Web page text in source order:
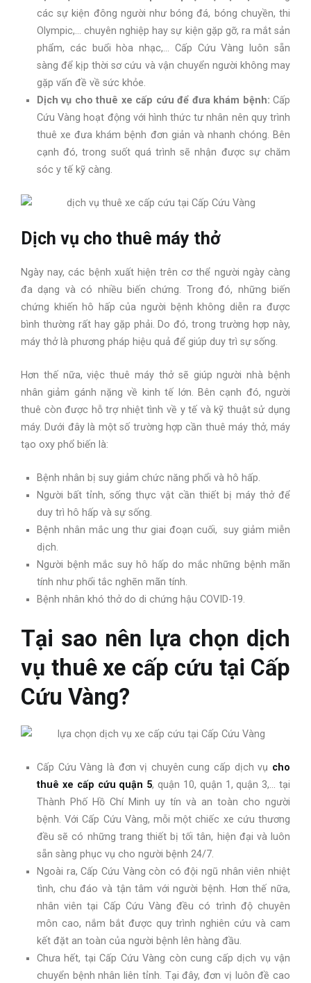
các sự kiện đông người như bóng đá, bóng chuyền, thi
Olympic,… chuyên nghiệp hay sự kiện gặp gỡ, ra mắt sản
phẩm, các buổi hòa nhạc,… Cấp Cứu Vàng luôn sẵn
sàng để kịp thời sơ cứu và vận chuyển người không may
gặp vấn đề về sức khỏe.
Dịch vụ cho thuê xe cấp cứu để đưa khám bệnh: Cấp
Cứu Vàng hoạt động với hình thức tư nhân nên quy trình
thuê xe đưa khám bệnh đơn giản và nhanh chóng. Bên
cạnh đó, trong suốt quá trình sẽ nhận được sự chăm
sóc y tế kỹ càng.
Dịch vụ cho thuê máy thở
Ngày nay, các bệnh xuất hiện trên cơ thể người ngày càng
đa dạng và có nhiều biến chứng. Trong đó, những biến
chứng khiến hô hấp của người bệnh không diễn ra được
bình thường rất hay gặp phải. Do đó, trong trường hợp này,
máy thở là phương pháp hiệu quả để giúp duy trì sự sống.
Hơn thế nữa, việc thuê máy thở sẽ giúp người nhà bệnh
nhân giảm gánh nặng về kinh tế lớn. Bên cạnh đó, người
thuê còn được hỗ trợ nhiệt tình về y tế và kỹ thuật sử dụng
máy. Dưới đây là một số trường hợp cần thuê máy thở, máy
tạo oxy phổ biến là:
Bệnh nhân bị suy giảm chức năng phổi và hô hấp.
Người bất tỉnh, sống thực vật cần thiết bị máy thở để
duy trì hô hấp và sự sống.
Bệnh nhân mắc ung thư giai đoạn cuối, suy giảm miễn
dịch.
Người bệnh mắc suy hô hấp do mắc những bệnh mãn
tính như phổi tắc nghẽn mãn tính.
Bệnh nhân khó thở do di chứng hậu COVID-19.
Tại sao nên lựa chọn dịch
vụ thuê xe cấp cứu tại Cấp
Cứu Vàng?
Cấp Cứu Vàng là đơn vị chuyên cung cấp dịch vụ cho
thuê xe cấp cứu quận 5, quận 10, quận 1, quận 3,… tại
Thành Phố Hồ Chí Minh uy tín và an toàn cho người
bệnh. Với Cấp Cứu Vàng, mỗi một chiếc xe cứu thương
đều sẽ có những trang thiết bị tối tân, hiện đại và luôn
sẵn sàng phục vụ cho người bệnh 24/7.
Ngoài ra, Cấp Cứu Vàng còn có đội ngũ nhân viên nhiệt
tình, chu đáo và tận tâm với người bệnh. Hơn thế nữa,
nhân viên tại Cấp Cứu Vàng đều có trình độ chuyên
môn cao, nắm bắt được quy trình nghiên cứu và cam
kết đặt an toàn của người bệnh lên hàng đầu.
Chưa hết, tại Cấp Cứu Vàng còn cung cấp dịch vụ vận
chuyển bệnh nhân liên tỉnh. Tại đây, đơn vị luôn đề cao